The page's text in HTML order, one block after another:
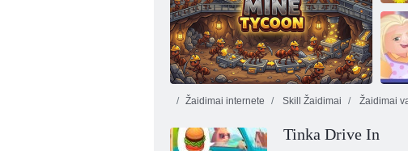
Ūkininkavimo karštinė 2
Žaidimai internete Skill Žaidimai Žaidimai
Tinka Drive In